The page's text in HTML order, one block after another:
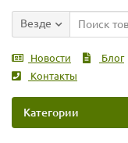
Везде
Новости Блог
Контакты
Категории